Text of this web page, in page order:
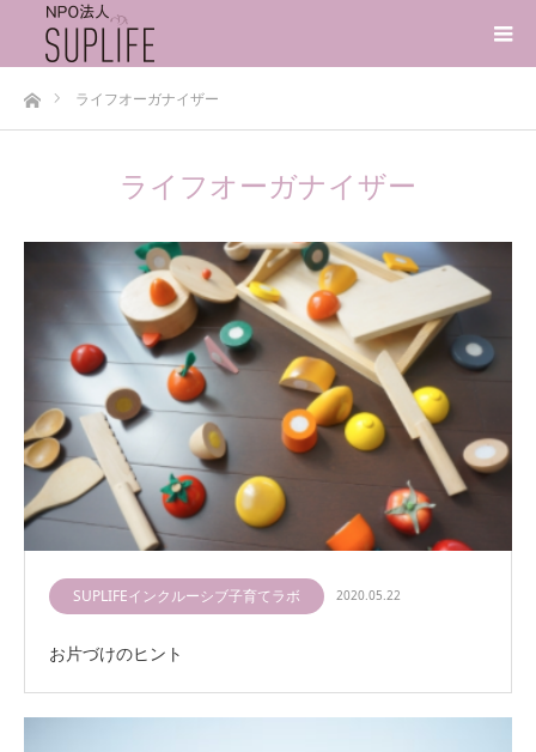
ホームライフオーガナイザー
ライフオーガナイザー
SUPLIFEインクルーシブ子育てラボ 2020.05.22
お片づけのヒント